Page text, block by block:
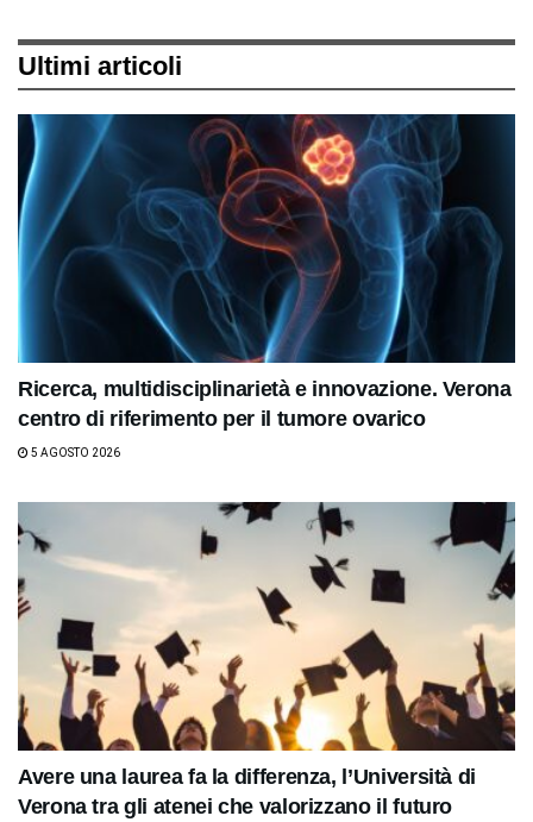
Ultimi articoli
Ricerca, multidisciplinarietà e innovazione. Verona
centro di riferimento per il tumore ovarico
5 AGOSTO 2026
Avere una laurea fa la differenza, l’Università di
Verona tra gli atenei che valorizzano il futuro